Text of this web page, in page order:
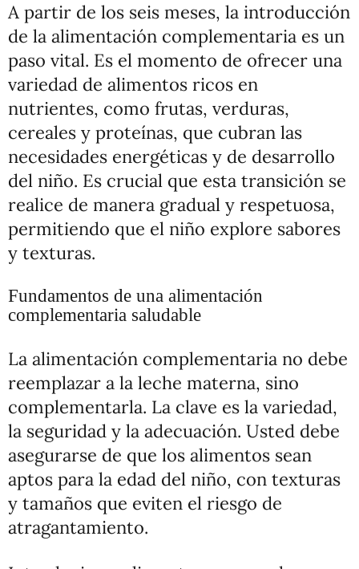
A partir de los seis meses, la introducción
de la alimentación complementaria es un
paso vital. Es el momento de ofrecer una
variedad de alimentos ricos en
nutrientes, como frutas, verduras,
cereales y proteínas, que cubran las
necesidades energéticas y de desarrollo
del niño. Es crucial que esta transición se
realice de manera gradual y respetuosa,
permitiendo que el niño explore sabores
y texturas.
Fundamentos de una alimentación
complementaria saludable
La alimentación complementaria no debe
reemplazar a la leche materna, sino
complementarla. La clave es la variedad,
la seguridad y la adecuación. Usted debe
asegurarse de que los alimentos sean
aptos para la edad del niño, con texturas
y tamaños que eviten el riesgo de
atragantamiento.